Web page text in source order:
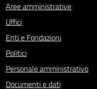
Aree amministrative
Uffici
Enti e Fondazioni
Politici
Personale amministrativo
Documenti e dati